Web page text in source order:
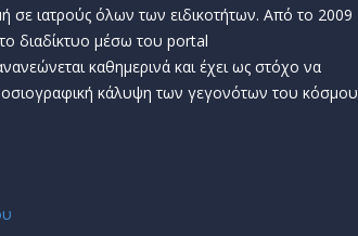
σε ιατρούς όλων των ειδικοτήτων. Από το 2009
διαδίκτυο μέσω του portal
καθημερινά και έχει ως στόχο να
κάλυψη των γεγονότων του κόσμου